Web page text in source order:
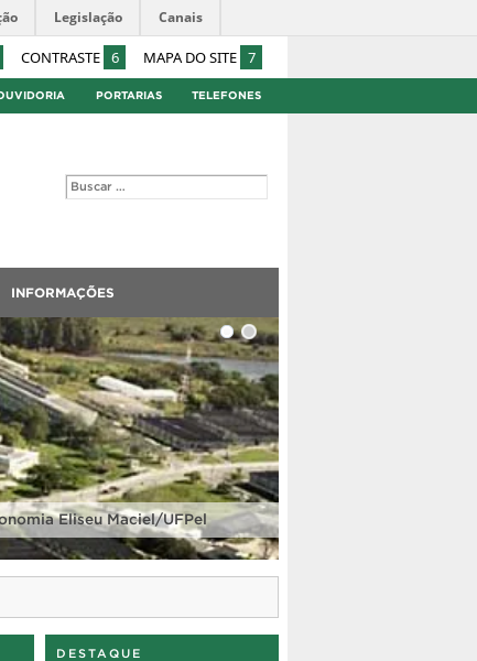
CONTRASTE 6 MAPA DO SITE 7
Legislação Canais
PORTARIAS TELEFONES
INFORMAÇÕES
Eliseu Maciel/UFPel
DESTAQUE